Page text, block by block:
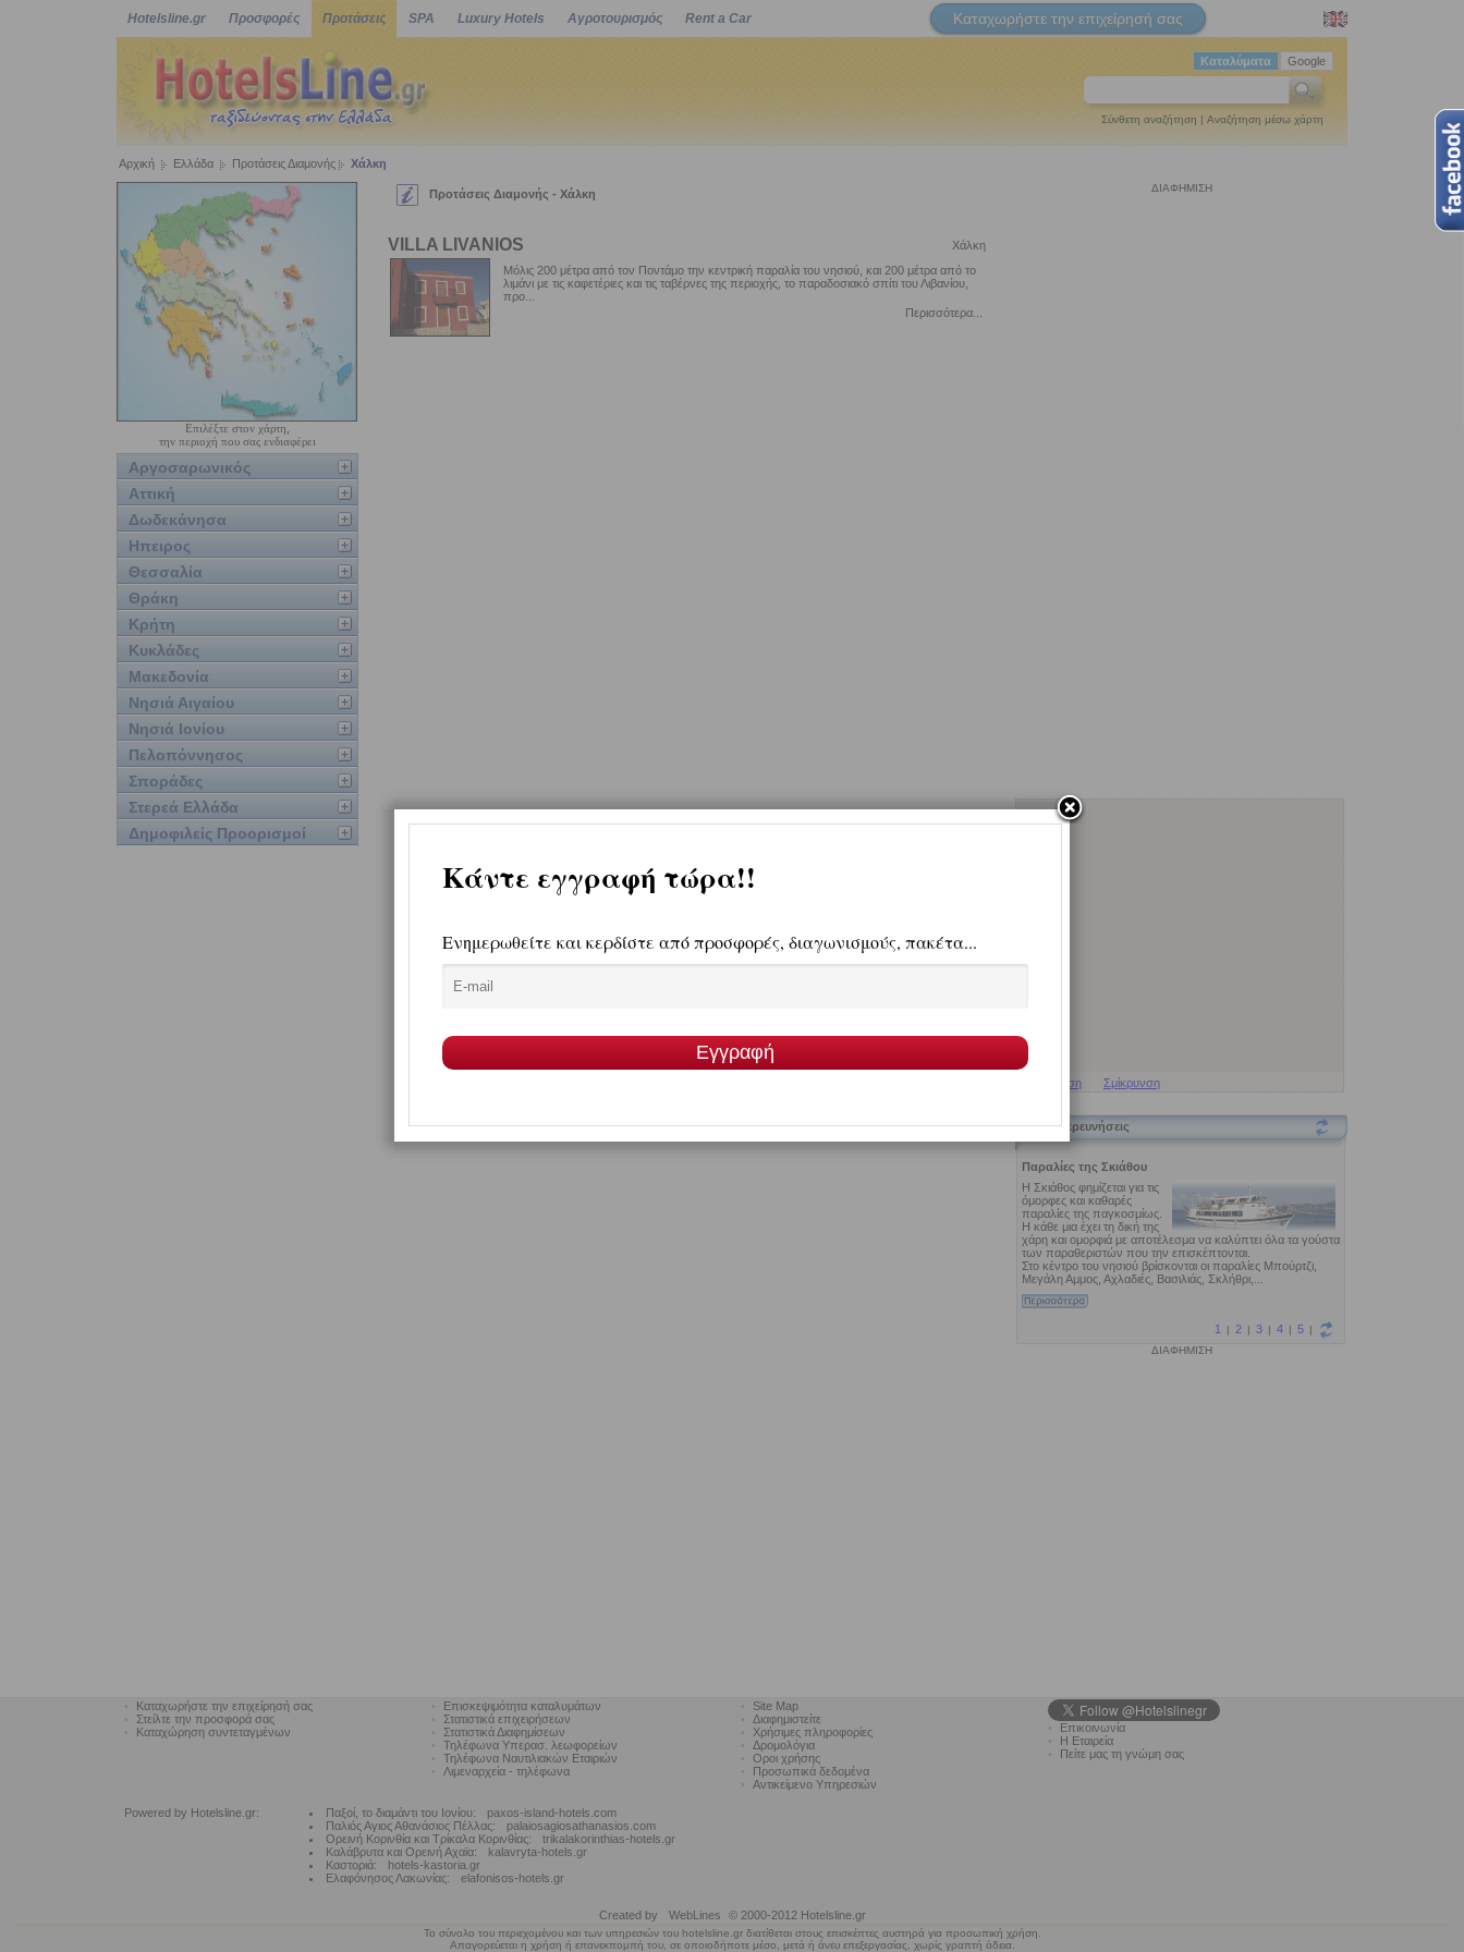
Hotelsline.gr Προσφορές Προτάσεις SPA Luxury Hotels Αγροτουρισμός Rent a Car Καταχωρήστε την επιχείρησή σας
Google
Καταλύματα
Σύνθετη αναζήτηση | Αναζήτηση μέσω χάρτη
Αρχική Ελλάδα Προτάσεις Διαμονής Χάλκη
Επιλέξτε στον χάρτη,
την περιοχή που σας ενδιαφέρει
Αργοσαρωνικός
Αττική
Δωδεκάνησα
Ηπειρος
Θεσσαλία
Θράκη
Κρήτη
Κυκλάδες
Μακεδονία
Νησιά Αιγαίου
Νησιά Ιονίου
Πελοπόννησος
Σποράδες
Στερεά Ελλάδα
Δημοφιλείς Προορισμοί
Προτάσεις Διαμονής - Χάλκη
VILLA LIVANIOS
Χάλκη
Μόλις 200 μέτρα από τον Ποντάμο την κεντρική παραλία του νησιού, και 200 μέτρα από το
λιμάνι με τις καφετέριες και τις ταβέρνες της περιοχής, το παραδοσιακό σπίτι του Λιβανίου,
προ...
Περισσότερα...
ΔΙΑΦΗΜΙΣΗ
Μεγέθυνση Σμίκρυνση
Εξερευνήσεις
ΔΙΑΦΗΜΙΣΗ
Καταχωρήστε την επιχείρησή σας
Στείλτε την προσφορά σας
Καταχώρηση συντεταγμένων
Επισκεψιμότητα καταλυμάτων
Στατιστικά επιχειρήσεων
Στατιστικά Διαφημίσεων
Τηλέφωνα Υπερασ. λεωφορείων
Τηλέφωνα Ναυτιλιακών Εταιριών
Λιμεναρχεία - τηλέφωνα
Site Map
Διαφημιστείτε
Χρήσιμες πληροφορίες
Δρομολόγια
Οροι χρήσης
Προσωπικά δεδομένα
Αντικείμενο Υπηρεσιών
Επικοινωνία
Η Εταιρεία
Πείτε μας τη γνώμη σας
Powered by Hotelsline.gr: Παξοί, το διαμάντι του Ιονίου:
paxos-island-hotels.com
Παλιός Αγιος Αθανάσιος Πέλλας:
palaiosagiosathanasios.com
Ορεινή Κορινθία και Τρίκαλα Κορινθίας:
trikalakorinthias-hotels.gr
Καλάβρυτα και Ορεινή Αχαϊα:
kalavryta-hotels.gr
Καστοριά:
hotels-kastoria.gr
Ελαφόνησος Λακωνίας:
elafonisos-hotels.gr
Created by WebLines © 2000-2012 Hotelsline.gr
Το σύνολο του περιεχομένου και των υπηρεσιών του hotelsline.gr διατίθεται στους επισκέπτες αυστηρά για προσωπική χρήση.
Απαγορεύεται η χρήση ή επανεκπομπή του, σε οποιοδήποτε μέσο, μετά ή άνευ επεξεργασίας, χωρίς γραπτή άδεια.